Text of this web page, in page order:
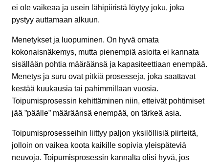
ei ole vaikeaa ja usein lähipiiristä löytyy joku, joka
pystyy auttamaan alkuun.
Menetykset ja luopuminen. On hyvä omata
kokonaisnäkemys, mutta pienempiä asioita ei kannata
sisällään pohtia määräänsä ja kapasiteettiaan enempää.
Menetys ja suru ovat pitkiä prosesseja, joka saattavat
kestää kuukausia tai pahimmillaan vuosia.
Toipumisprosessin kehittäminen niin, etteivät pohtimiset
jää ”päälle” määräänsä enempää, on tärkeä asia.
Toipumisprosesseihin liittyy paljon yksilöllisiä piirteitä,
jolloin on vaikea koota kaikille sopivia yleispäteviä
neuvoja. Toipumisprosessin kannalta olisi hyvä, jos